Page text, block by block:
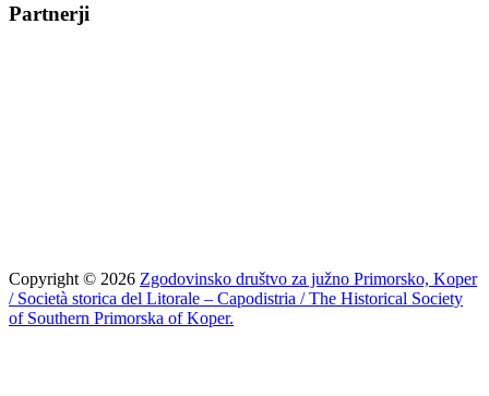
Partnerji
Copyright © 2026 Zgodovinsko društvo za južno Primorsko, Koper
/ Società storica del Litorale – Capodistria / The Historical Society
of Southern Primorska of Koper.